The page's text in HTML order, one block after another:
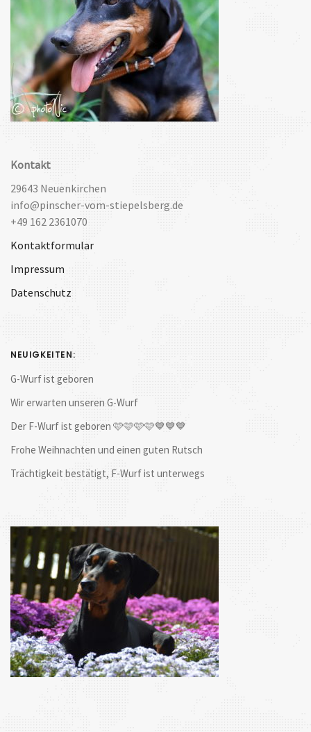
Kontakt
29643 Neuenkirchen
info@pinscher-vom-stiepelsberg.de
+49 162 2361070
Kontaktformular
Impressum
Datenschutz
NEUIGKEITEN:
G-Wurf ist geboren
Wir erwarten unseren G-Wurf
Der F-Wurf ist geboren 🩷🩷🩷🩷💙💙💙
Frohe Weihnachten und einen guten Rutsch
Trächtigkeit bestätigt, F-Wurf ist unterwegs